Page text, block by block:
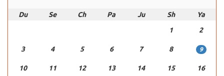
Du Se Ch Pa Ju Sh
Ya
1
2
3 4 5 6 7 8 9
10 11 12 13 14 15 16